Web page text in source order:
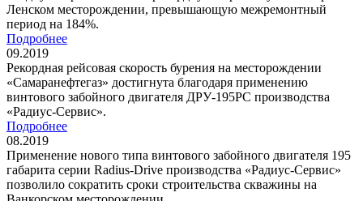
Ленском месторождении, превышающую межремонтный
период на 184%.
Подробнее
09.2019
Рекордная рейсовая скорость бурения на месторождении
«Самаранефтегаз» достигнута благодаря применению
винтового забойного двигателя ДРУ-195РС производства
«Радиус-Сервис».
Подробнее
08.2019
Применение нового типа винтового забойного двигателя 195
габарита серии Radius-Drive производства «Радиус-Сервис»
позволило сократить сроки строительства скважины на